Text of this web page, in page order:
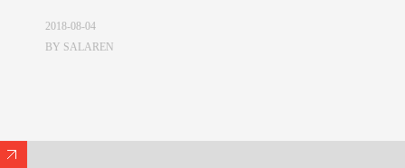
2018-08-04
BY SALAREN